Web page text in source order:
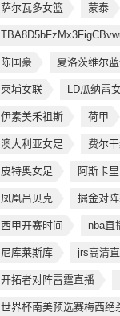
萨尔瓦多女篮 蒙泰
陈国豪 夏洛茨维尔蓝
柬埔女联 LD瓜纳雷
伊素美禾祖斯 荷甲
澳大利亚女足 费尔
皮特奥女足 阿斯卡里
凤凰吕贝克 掘金对
西甲开赛时间 nba直
尼库莱斯库 jrs高清
开拓者对阵雷霆直播
世界杯南美预选赛梅西绝